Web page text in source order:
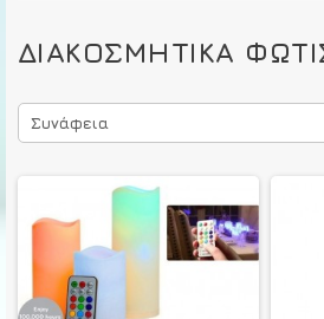
ΔΙΑΚΟΣΜΗΤΙΚΆ
Συνάφεια